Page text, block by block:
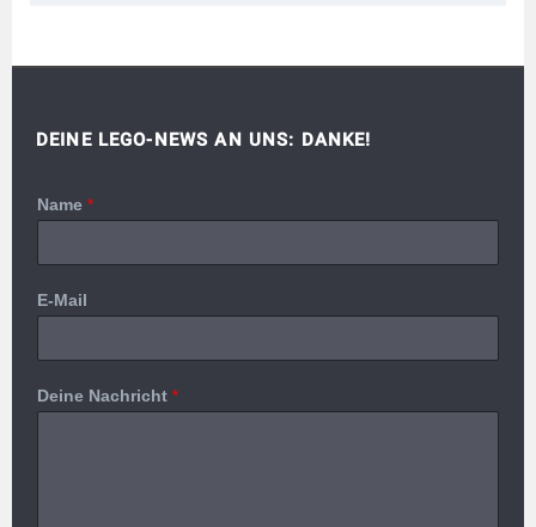
DEINE LEGO-NEWS AN UNS: DANKE!
Name *
E-Mail
Deine Nachricht *